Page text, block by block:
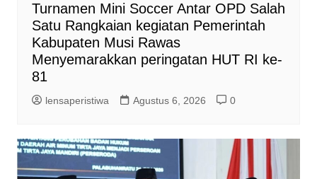
Turnamen Mini Soccer Antar OPD Salah
Satu Rangkaian kegiatan Pemerintah
Kabupaten Musi Rawas
Menyemarakkan peringatan HUT RI ke-
81
lensaperistiwa Agustus 6, 2026 0